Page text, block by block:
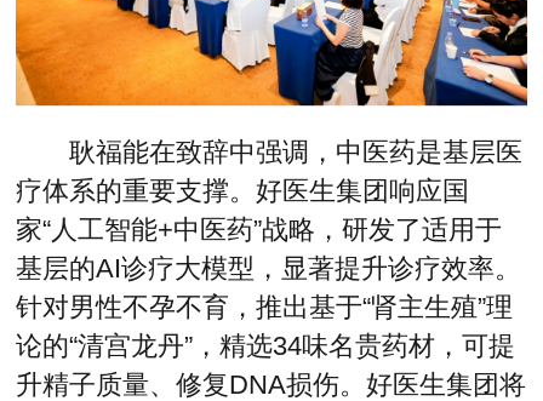
耿福能在致辞中强调，中医药是基层医
疗体系的重要支撑。好医生集团响应国
家“人工智能+中医药”战略，研发了适用于
基层的AI诊疗大模型，显著提升诊疗效率。
针对男性不孕不育，推出基于“肾主生殖”理
论的“清宫龙丹”，精选34味名贵药材，可提
升精子质量、修复DNA损伤。好医生集团将